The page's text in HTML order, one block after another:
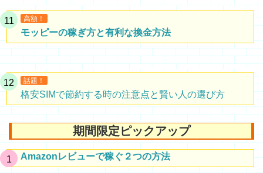
高額！
モッピーの稼ぎ方と有利な換金方法
話題！
格安SIMで節約する時の注意点と賢い人の選び方
期間限定ピックアップ
Amazonレビューで稼ぐ２つの方法